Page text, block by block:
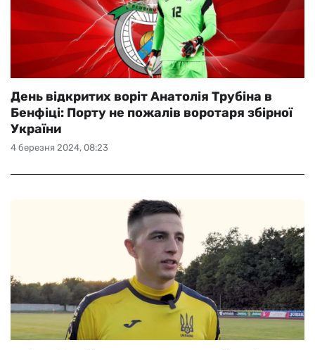
4 березня 2024, 08:23
День відкритих воріт Анатолія Трубіна в
Бенфіці: Порту не пожалів воротаря збірної
України